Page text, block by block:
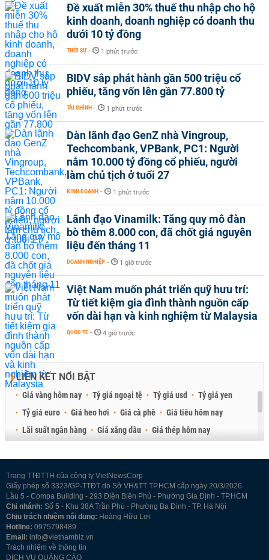
Đề xuất miễn 30% thuế thu nhập cho hộ
kinh doanh, doanh nghiệp có doanh thu
dưới 10 tỷ đồng
THỜI SỰ - 1 phút trước
BIDV sắp phát hành gần 500 triệu cổ
phiếu, tăng vốn lên gần 77.800 tỷ
TÀI CHÍNH - 1 phút trước
Dàn lãnh đạo GenZ nhà Vingroup,
Techcombank, VPBank, PC1: Người
nắm 10.000 tỷ đồng cổ phiếu, người
làm chủ tịch ở tuổi 27
KINH DOANH - 1 phút trước
Lãnh đạo Vinamilk: Tăng quy mô đàn
bò thêm 8.000 con, đã chốt giá nguyên
liệu đến tháng 11
DOANH NGHIỆP - 1 giờ trước
Việt Nam muốn phát triển quỹ hưu trí:
Từ tiết kiệm gia đình thành nguồn cấp
vốn dài hạn và kinh nghiệm từ Malaysia
QUỐC TẾ - 4 giờ trước
LIÊN KẾT NỔI BẬT
Giá vàng hôm nay Tỷ giá ngoại tệ Tỷ giá usd
Tỷ giá yen
Tỷ giá euro
Giá heo hơi Giá cà phê
Giá tiêu hôm nay
Lãi suất ngân hàng
Giá xăng dầu
Giá thép hôm nay
Trang TTĐTTH của công ty VietNewsCorp
Giấy phép số 3323/GP-TTĐT do Sở VH&TT TP.HCM cấp ngày 20/3/2026
Lầu 5 - Compa Building - 293 Điện Biên Phủ - Phường Gia Định - TP.HCM
Chi nhánh: Số 5 - Khu 38A Trần Phú - Phường Ba Đình - TP. Hà Nội
Chịu trách nhiệm nội dung: Hoàng Hữu Lợi
Hotline: 0975798489
Email: info@vietnambiz.vn
Trách nhiệm về thông tin
DỊCH VỤ QUẢNG CÁO